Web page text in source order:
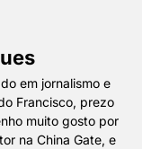
em jornalismo e
Francisco, prezo
muito gosto por
na China Gate, e